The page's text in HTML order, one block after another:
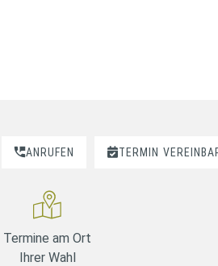
ANRUFEN TERMIN
Termine am Ort
Ihrer Wahl